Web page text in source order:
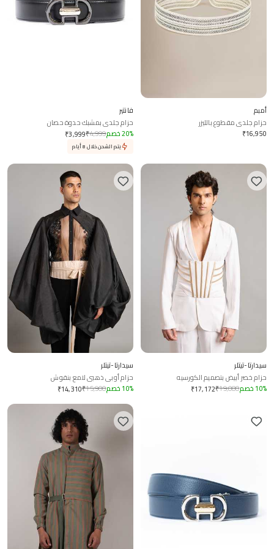
أمبم
حزام جلدي مقطوع بالليزر
₹16,950
فانتير
حزام جلدي بمشبك حدوة حصان
₹3,999₹4,999 20% خصم
يتم الشحن خلال 8 أيام
سيدارتا-تيتلر
حزام خصر أبيض بتصميم الكورسيه
₹17,172₹19,080 10% خصم
سيدارتا-تيتلر
حزام أوبي ذهبي لامع بنقوش
₹14,310₹15,900 10% خصم